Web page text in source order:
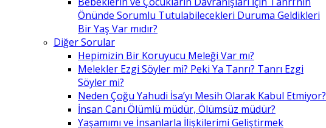
Önünde Sorumlu Tutulabilecekleri Duruma Geldikleri
Bir Yaş Var mıdır?
Diğer Sorular
Hepimizin Bir Koruyucu Meleği Var mı?
Melekler Ezgi Söyler mi? Peki Ya Tanrı? Tanrı Ezgi
Söyler mi?
Neden Çoğu Yahudi İsa’yı Mesih Olarak Kabul Etmiyor?
İnsan Canı Ölümlü müdür, Ölümsüz müdür?
Yaşamımı ve İnsanlarla İlişkilerimi Geliştirmek